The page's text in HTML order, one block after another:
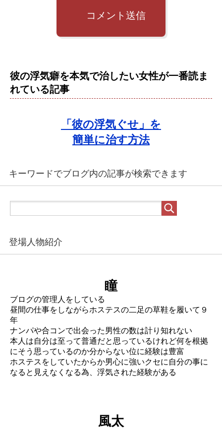
コメント送信
彼の浮気癖を本気で治したい女性が一番読ま
れている記事
「彼の浮気ぐせ」を
簡単に治す方法
キーワードでブログ内の記事が検索できます
登場人物紹介
瞳
ブログの管理人をしている
昼間の仕事をしながらホステスの二足の草鞋を履いて９
年
ナンパや合コンで出会った男性の数は計り知れない
本人は自分は至って普通だと思っているけれど何を根拠
にそう思っているのか分からない位に経験は豊富
ホステスをしていたからか男心に強いクセに自分の事に
なると見えなくなる為、浮気された経験がある
風太